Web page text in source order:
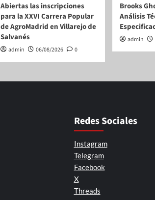
Abiertas las inscripciones
para la XXVI Carrera Popular
de AgroMadrid en Villarejo de
Salvanés
admin 06/08/2026 0
Brooks
Análisis
admin
Redes Sociales
Instagram
Telegram
Facebook
X
Threads